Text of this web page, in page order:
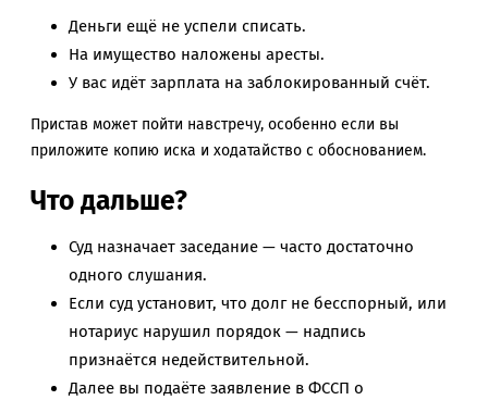
Деньги ещё не успели списать.
На имущество наложены аресты.
У вас идёт зарплата на заблокированный счёт.
Пристав может пойти навстречу, особенно если вы
приложите копию иска и ходатайство с обоснованием.
Что дальше?
Суд назначает заседание — часто достаточно
одного слушания.
Если суд установит, что долг не бесспорный, или
нотариус нарушил порядок — надпись
признаётся недействительной.
Далее вы подаёте заявление в ФССП о